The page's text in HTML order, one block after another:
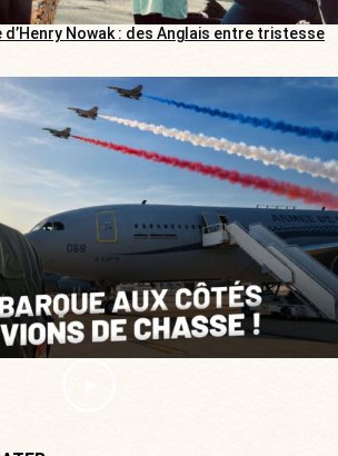
d’Henry Nowak : des Anglais entre tristesse